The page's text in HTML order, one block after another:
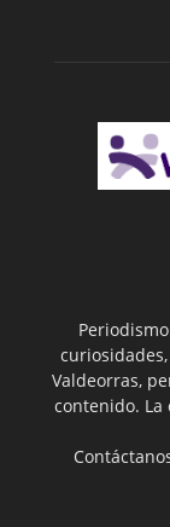
Valdeorras,
contenido. La